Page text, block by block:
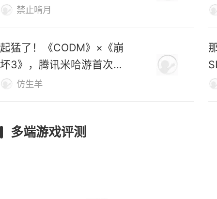
费送！禁止啃月
起猛了！《CODM》×《崩
坏3》，腾讯米哈游首次联
动官宣！
仿生羊
多端游戏评测